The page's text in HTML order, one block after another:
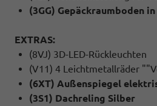
(3GG) Gepäckraumboden
EXTRAS:
(8VJ) 3D-LED-Rückleuchten
(V11) 4 Leichtmetallräder
(6XT) Außenspiegel
(3S1) Dachreling Silber